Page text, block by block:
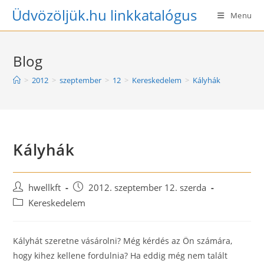
SkipÜdvözöljük.hu linkkatalógus Menu
Blog
> 2012 > szeptember > 12 > Kereskedelem > Kályhák
Kályhák
Post
author:
hwellkft
Post
published:
2012. szeptember 12. szerda
PostKereskedelem
Kályhát szeretne vásárolni? Még kérdés az Ön számára,
hogy kihez kellene fordulnia? Ha eddig még nem talált